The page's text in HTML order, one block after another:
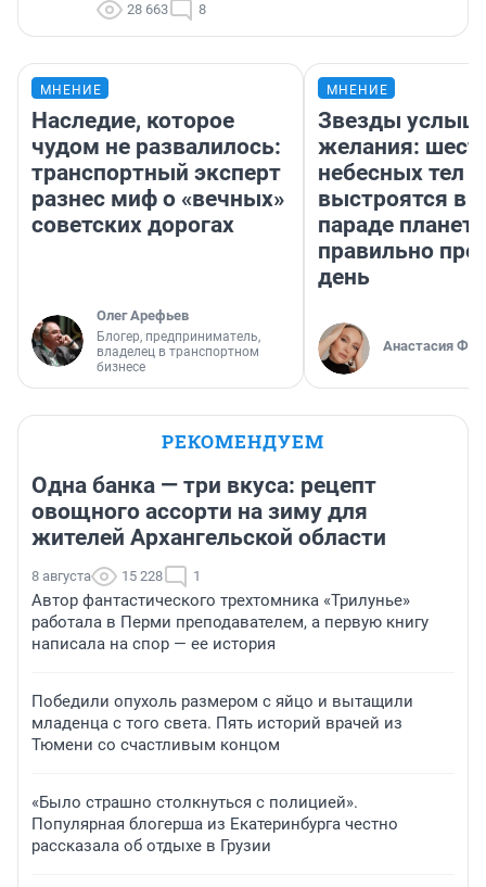
28 663 8
МНЕНИЕ
Наследие, которое
чудом не развалилось:
транспортный эксперт
разнес миф о «вечных»
советских дорогах
Олег Арефьев
Блогер, предприниматель,
владелец в транспортном
бизнесе
МНЕНИЕ
Звезды
желания:
небесных тел
выстроятся в
параде планет
правильно
день
Анастасия
РЕКОМЕНДУЕМ
Одна банка — три вкуса: рецепт
овощного ассорти на зиму для
жителей Архангельской области
8 августа 15 228 1
Автор фантастического трехтомника «Трилунье»
работала в Перми преподавателем, а первую книгу
написала на спор — ее история
Победили опухоль размером с яйцо и вытащили
младенца с того света. Пять историй врачей из
Тюмени со счастливым концом
«Было страшно столкнуться с полицией».
Популярная блогерша из Екатеринбурга честно
рассказала об отдыхе в Грузии